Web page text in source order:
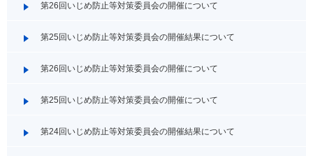
第26回いじめ防止等対策委員会の開催について
第25回いじめ防止等対策委員会の開催結果について
第26回いじめ防止等対策委員会の開催について
第25回いじめ防止等対策委員会の開催について
第24回いじめ防止等対策委員会の開催結果について